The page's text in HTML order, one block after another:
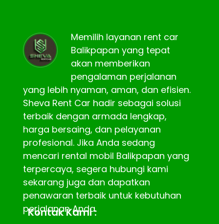
Memilih layanan rent car
Balikpapan yang tepat
akan memberikan
pengalaman perjalanan
yang lebih nyaman, aman, dan efisien.
Sheva Rent Car hadir sebagai solusi
terbaik dengan armada lengkap,
harga bersaing, dan pelayanan
profesional. Jika Anda sedang
mencari rental mobil Balikpapan yang
terpercaya, segera hubungi kami
sekarang juga dan dapatkan
penawaran terbaik untuk kebutuhan
perjalanan Anda.
Kontak Kami :